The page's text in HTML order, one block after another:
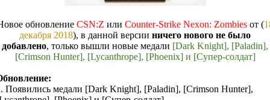
обновление CSN:Z или Counter-Strike Nexon: Zombiesот (
декабря 2018), в данной версии ничего нового не было
добавлено, только вышли новые медали [Dark Knight], [Paladin],
[Crimson Hunter], [Lycanthrope], [Phoenix] и [Супер-солдат]
Появились медали [Dark Knight], [Paladin], [Crimson Hunter],